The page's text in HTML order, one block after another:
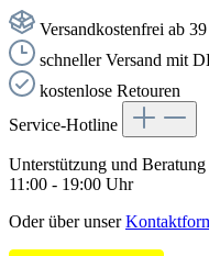
Versandkostenfrei ab
schneller Versand mit
kostenlose Retouren
Service-Hotline
Unterstützung und Beratung
11:00 - 19:00 Uhr
Oder über unser